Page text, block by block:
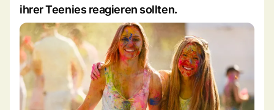
ihrer Teenies reagieren sollten.